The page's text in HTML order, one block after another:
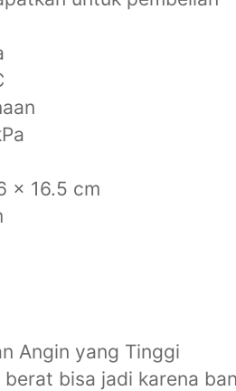
x 16.5 cm
Angin yang Tinggi
bisa jadi karena ban